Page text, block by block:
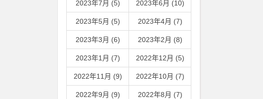
2023年7月 (5) 2023年6月 (10)
2023年5月 (5) 2023年4月 (7)
2023年3月 (6) 2023年2月 (8)
2023年1月 (7) 2022年12月 (5)
2022年11月 (9) 2022年10月 (7)
2022年9月 (9) 2022年8月 (7)